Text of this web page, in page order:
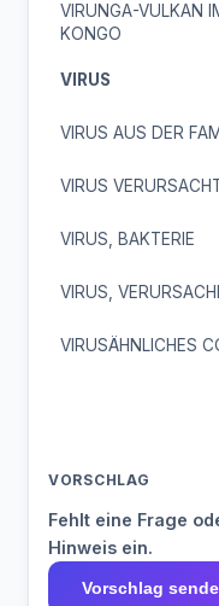
VIRUNGA-VULKAN
KONGO
VIRUS
VIRUS AUS DER
VIRUS
VIRUS, BAKTERIE
VIRUS,
VIRUSÄHNLICHES
VORSCHLAG
Fehlt eine Frage
Hinweis ein.
Vorschlag